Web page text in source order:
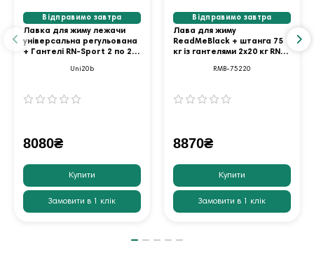
Відправимо завтра
Лавка для жиму лежачи
універсальна регульована
+ Гантелі RN-Sport 2 по 20
Uni20b
8080₴
Купити
Замовити в 1 клік
Відправимо завтра
Лава для жиму
ReadMeBlack + штанга 75
кг із гантелями 2х20 кг RN-
RMB-75220
8870₴
Купити
Замовити в 1 клік